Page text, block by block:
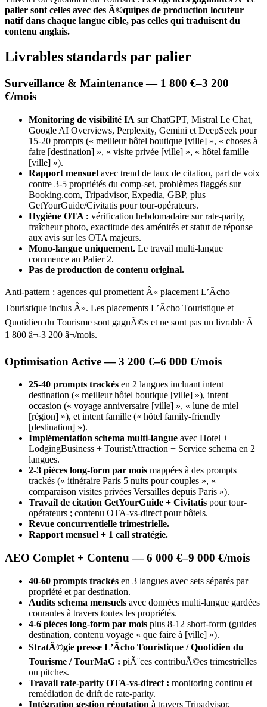
palier sont celles avec des Ã©quipes de production locuteur
natif dans chaque langue cible, pas celles qui traduisent du
contenu anglais.
Livrables standards par palier
Surveillance & Maintenance — 1 800 €–3 200
€/mois
Monitoring de visibilité IA sur ChatGPT, Mistral Le Chat,
Google AI Overviews, Perplexity, Gemini et DeepSeek pour
15-20 prompts (« meilleur hôtel boutique [ville] », « choses à
faire [destination] », « visite privée [ville] », « hôtel famille
[ville] »).
Rapport mensuel avec trend de taux de citation, part de voix
contre 3-5 propriétés du comp-set, problèmes flaggés sur
Booking.com, Tripadvisor, Expedia, GBP, plus
GetYourGuide/Civitatis pour tour-opérateurs.
Hygiène OTA : vérification hebdomadaire sur rate-parity,
fraîcheur photo, exactitude des aménités et statut de réponse
aux avis sur les OTA majeurs.
Mono-langue uniquement. Le travail multi-langue
commence au Palier 2.
Pas de production de contenu original.
Anti-pattern : agences qui promettent Â« placement L’Ãcho
Touristique inclus Â». Les placements L’Ãcho Touristique et
Quotidien du Tourisme sont gagnÃ©s et ne sont pas un livrable Ã
1 800 â¬-3 200 â¬/mois.
Optimisation Active — 3 200 €–6 000 €/mois
25-40 prompts trackés en 2 langues incluant intent
destination (« meilleur hôtel boutique [ville] »), intent
occasion (« voyage anniversaire [ville] », « lune de miel
[région] »), et intent famille (« hôtel family-friendly
[destination] »).
Implémentation schema multi-langue avec Hotel +
LodgingBusiness + TouristAttraction + Service schema en 2
langues.
2-3 pièces long-form par mois mappées à des prompts
trackés (« itinéraire Paris 5 nuits pour couples », «
comparaison visites privées Versailles depuis Paris »).
Travail de citation GetYourGuide + Civitatis pour tour-
opérateurs ; contenu OTA-vs-direct pour hôtels.
Revue concurrentielle trimestrielle.
Rapport mensuel + 1 call stratégie.
AEO Complet + Contenu — 6 000 €–9 000 €/mois
40-60 prompts trackés en 3 langues avec sets séparés par
propriété et par destination.
Audits schema mensuels avec données multi-langue gardées
courantes à travers toutes les propriétés.
4-6 pièces long-form par mois plus 8-12 short-form (guides
destination, contenu voyage « que faire à [ville] »).
StratÃ©gie presse L’Ãcho Touristique / Quotidien du
Tourisme / TourMaG : piÃ¨ces contribuÃ©es trimestrielles
ou pitches.
Travail rate-parity OTA-vs-direct : monitoring continu et
remédiation de drift de rate-parity.
Intégration gestion réputation à travers Tripadvisor,